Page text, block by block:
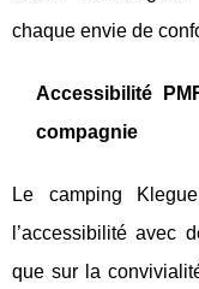
chaque envie de
Accessibilité
compagnie
Le camping
l’accessibilité avec
que sur la